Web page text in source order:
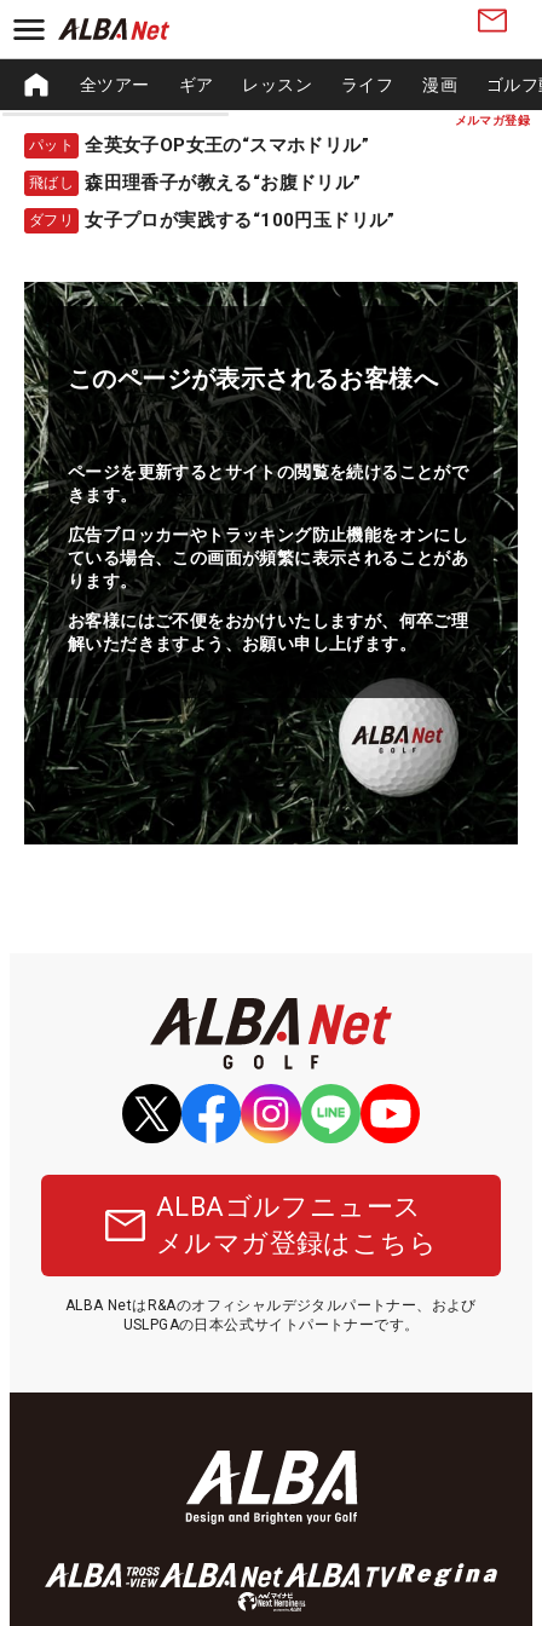
メルマガ登録
全ツアー ギア レッスン ライフ 漫画 ゴル
パット 全英女子OP女王の“スマホドリル”
飛ばし 森田理香子が教える“お腹ドリル”
ダフリ 女子プロが実践する“100円玉ドリル”
このページが表示されるお客様へ
ページを更新するとサイトの閲覧を続けることがで
きます。
広告ブロッカーやトラッキング防止機能をオンにし
ている場合、この画面が頻繁に表示されることがあ
ります。
お客様にはご不便をおかけいたしますが、何卒ご理
解いただきますよう、お願い申し上げます。
ALBAゴルフニュース
メルマガ登録はこちら
ALBA NetはR&Aのオフィシャルデジタルパートナー、および
USLPGAの日本公式サイトパートナーです。